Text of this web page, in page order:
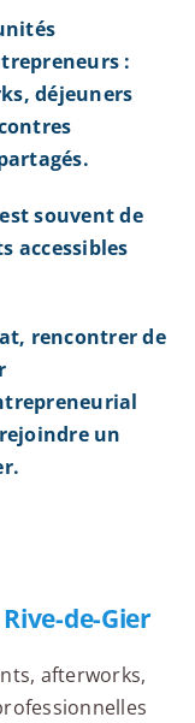
:
déjeuners
souvent de
accessibles
rencontrer de
un
de-Gier
afterworks,